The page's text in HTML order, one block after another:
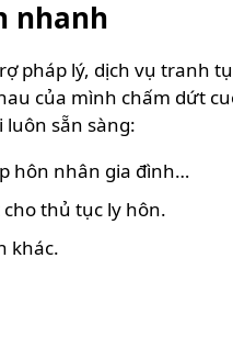
nhanh
lý, dịch vụ tranh
của mình chấm dứt
luôn sẵn sàng:
hôn nhân gia đình…
thủ tục ly hôn.
khác.